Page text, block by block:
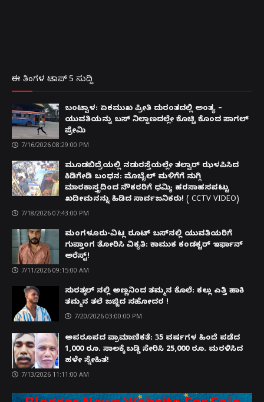
ಈ ತಿಂಗಳ ಟಾಪ್ 5 ಸುದ್ದಿ
ಬಂಟ್ವಾಳ: ಏಕಮುಖ ಪ್ರೀತಿ ದುರಂತದಲ್ಲಿ ಅಂತ್ಯ –
ಯುವತಿಯನ್ನು ಬಸ್ ನಿಲ್ದಾಣದಲ್ಲೇ ಕೊಚ್ಚಿ ಕೊಂದ ಪಾಗಲ್
ಪ್ರೇಮಿ
7/16/2026 08:29:00 PM
ಮೂಡಬಿದ್ರೆಯಲ್ಲಿ ನಡುರಸ್ತೆಯಲ್ಲೇ ತಲ್ವಾರ್ ಝಳಪಿಸಿದ
ಕಿಡಿಗೇಡಿ ಬಂಧನ: ಮೊಬೈಲ್ ಮಳಿಗೆಗೆ ನುಗ್ಗಿ
ಮಾರಕಾಸ್ತ್ರದಿಂದ ನೌಕರರಿಗೆ ಧಮ್ಕಿ; ಹರಸಾಹಸಪಟ್ಟು
ಖದೀಮನನ್ನು ಹಿಡಿದ ಸಾರ್ವಜನಿಕರು! ( CCTV VIDEO)
7/18/2026 07:43:00 PM
ಮಂಗಳೂರು-ವಿಟ್ಲ ರೂಟ್ ಬಸ್‌ನಲ್ಲಿ ಯುವತಿಯರಿಗೆ
ಗುಪ್ತಾಂಗ ತೋರಿಸಿ ವಿಕೃತಿ: ಕಾಮುಕ ಕಂಡಕ್ಟರ್ ಇರ್ಫಾನ್
ಅರೆಸ್ಟ್!
7/11/2026 09:15:00 AM
ಸುರತ್ಕಲ್ ನಲ್ಲಿ ಅಣ್ಣನಿಂದ ತಮ್ಮನ ಕೊಲೆ: ಕಲ್ಲು ಎತ್ತಿ ಹಾಕಿ
ತಮ್ಮನ ತಲೆ ಜಜ್ಜಿದ ಸಹೋದರ !
7/20/2026 03:00:00 PM
ಅಪರೂಪದ ಪ್ರಾಮಾಣಿಕತೆ: 35 ವರ್ಷಗಳ ಹಿಂದೆ ಪಡೆದ
1,000 ರೂ. ಸಾಲಕ್ಕೆ ಬಡ್ಡಿ ಸೇರಿಸಿ 25,000 ರೂ. ಮರಳಿಸಿದ
ಹಳೇ ಸ್ನೇಹಿತ!
7/13/2026 11:11:00 AM